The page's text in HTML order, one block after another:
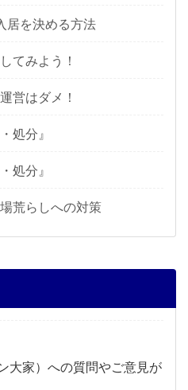
居を決める方法
てみよう！
営はダメ！
処分』
処分』
荒らしへの対策
大家）への質問やご意見が